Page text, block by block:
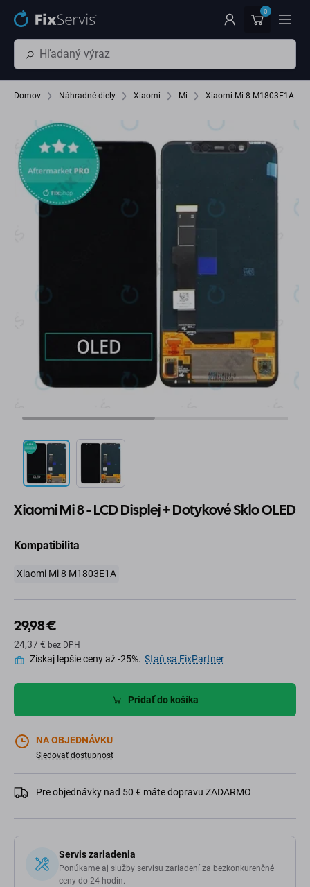
Preskočiť na hlavný obsah 0
Domov Náhradné diely Xiaomi Mi Xiaomi Mi 8 M1803E1A
Xiaomi Mi 8 - LCD Displej + Dotykové Sklo OLED
Kompatibilita
Xiaomi Mi 8 M1803E1A
29,98 €
24,37 € bez DPH
Získaj lepšie ceny až -25%. Staň sa FixPartner
Pridať do košíka
NA OBJEDNÁVKU
Sledovať dostupnosť
Pre objednávky nad 50 € máte dopravu ZADARMO
Servis zariadenia
Ponúkame aj služby servisu zariadení za bezkonkurenčné
ceny do 24 hodín.